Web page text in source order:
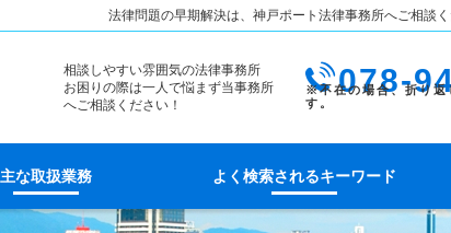
法律問題の早期解決は、神戸ポート法律事務所へご相談く
相談しやすい雰囲気の法律事務所
お困りの際は一人で悩まず当事務所
へご相談ください！
078-
主な取扱業務 よく検索されるキーワード